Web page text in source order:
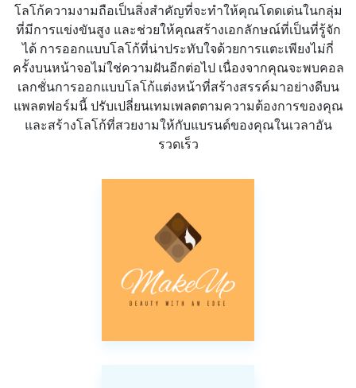
โลโก้ความงามถือเป็นสิ่งสำคัญที่จะทำให้คุณโดดเด่นในกลุ่ม
ที่มีการแข่งขันสูง และช่วยให้คุณสร้างเอกลักษณ์ที่เป็นที่รู้จัก
ได้ การออกแบบโลโก้ที่น่าประทับใจด้วยการแตะเพียงไม่กี่
ครั้งบนหน้าจอไม่ใช่ความฝันอีกต่อไป เนื่องจากคุณจะพบคอล
เลกชั่นการออกแบบโลโก้แต่งหน้าที่สร้างสรรค์มาอย่างดีบน
แพลตฟอร์มนี้ ปรับเปลี่ยนเทมเพลตตามความต้องการของคุณ
และสร้างโลโก้ที่สวยงามให้กับแบรนด์ของคุณในเวลาอัน
รวดเร็ว